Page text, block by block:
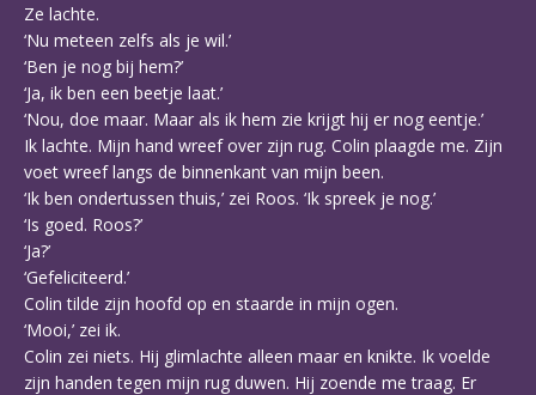
Ze lachte.
‘Nu meteen zelfs als je wil.’
‘Ben je nog bij hem?’
‘Ja, ik ben een beetje laat.’
‘Nou, doe maar. Maar als ik hem zie krijgt hij er nog eentje.’
Ik lachte. Mijn hand wreef over zijn rug. Colin plaagde me. Zijn
voet wreef langs de binnenkant van mijn been.
‘Ik ben ondertussen thuis,’ zei Roos. ‘Ik spreek je nog.’
‘Is goed. Roos?’
‘Ja?’
‘Gefeliciteerd.’
Colin tilde zijn hoofd op en staarde in mijn ogen.
‘Mooi,’ zei ik.
Colin zei niets. Hij glimlachte alleen maar en knikte. Ik voelde
zijn handen tegen mijn rug duwen. Hij zoende me traag. Er